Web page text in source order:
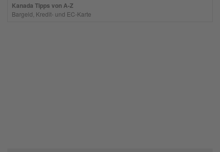
Kanada Tipps von A-Z
Bargeld, Kredit- und EC-Karte